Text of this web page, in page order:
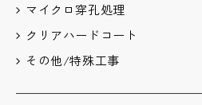
マイクロ穿孔処理
クリアハードコート
その他/特殊工事